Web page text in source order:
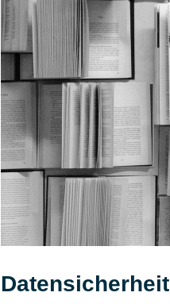
Datensicherheit